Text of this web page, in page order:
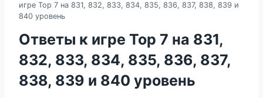
игре Top 7 на 831, 832, 833, 834, 835, 836, 837, 838, 839 и
840 уровень
Ответы к игре Top 7 на 831,
832, 833, 834, 835, 836, 837,
838, 839 и 840 уровень